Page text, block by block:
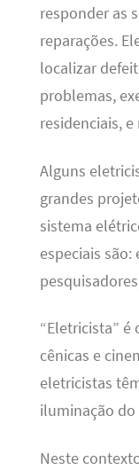
responder as
reparações.
localizar
problemas,
residenciais, e
Alguns
grandes
sistema
especiais
“Eletricista”
cênicas e
eletricistas
iluminação do
Neste